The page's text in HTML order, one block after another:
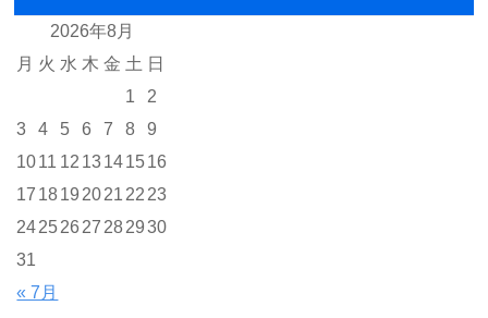
2026年8月
月 火 水 木 金 土 日
« 7月
1
2
3
4 5 6 7 8
9
1011 12 13141516
17 1819 2021 22 23
242526 27 2829 30
31